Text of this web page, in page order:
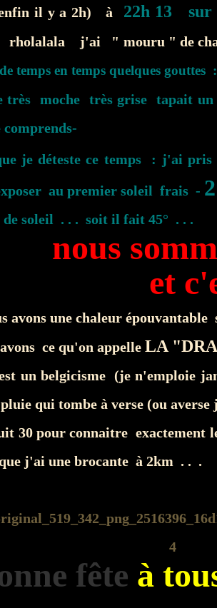
il y a 2h) à 22h 13 sur
j'ai " mouru " de
temps en temps quelques
très moche très grise tapait un
je déteste ce temps : j'ai pris
au premier soleil frais - 2
de soleil . . . soit il fait 45° . . .
nous
et
avons une chaleur
ce qu'on appelle LA
un belgicisme(je n'emploie
qui tombe à verse (ou
30 pour connaitre exactement
j'ai une brocante à 2km . . .
fête à